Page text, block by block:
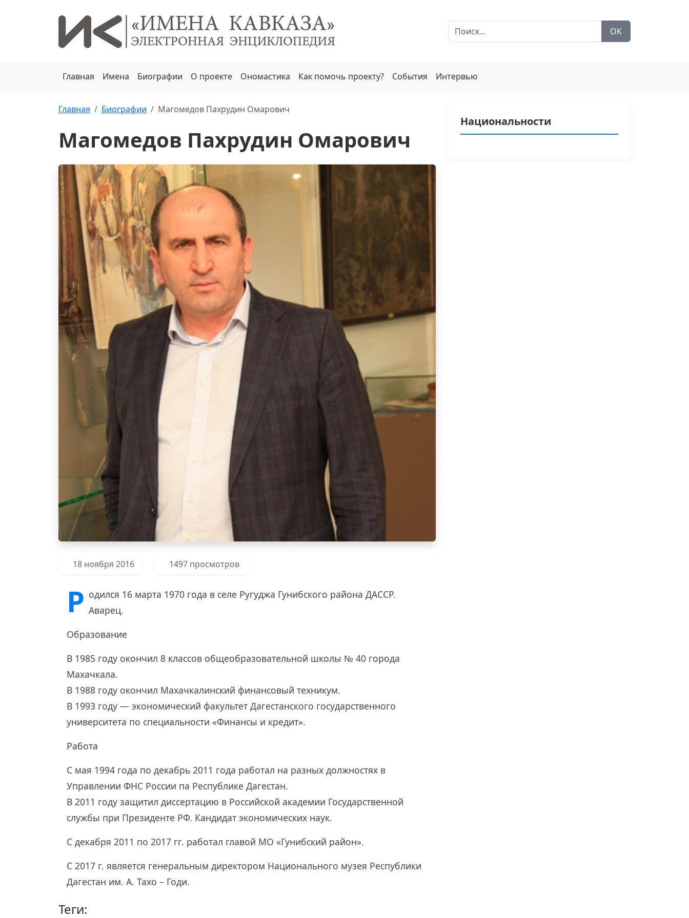
ОК
Главная Имена Биографии О проекте Ономастика Как помочь проекту? События Интервью
Главная Биографии Магомедов Пахрудин Омарович
Магомедов Пахрудин Омарович
18 ноября 2016 1497 просмотров
Р одился 16 марта 1970 года в селе Ругуджа Гунибского района ДАССР.
Аварец.
Образование
В 1985 году окончил 8 классов общеобразовательной школы № 40 города
Махачкала.
В 1988 году окончил Махачкалинский финансовый техникум.
В 1993 году — экономический факультет Дагестанского государственного
университета по специальности «Финансы и кредит».
Работа
С мая 1994 года по декабрь 2011 года работал на разных должностях в
Управлении ФНС России па Республике Дагестан.
В 2011 году защитил диссертацию в Российской академии Государственной
службы при Президенте РФ. Кандидат экономических наук.
С декабря 2011 по 2017 гг. работал главой МО «Гунибский район».
С 2017 г. является генеральным директором Национального музея Республики
Дагестан им. А. Тахо – Годи.
Теги:
Национальности